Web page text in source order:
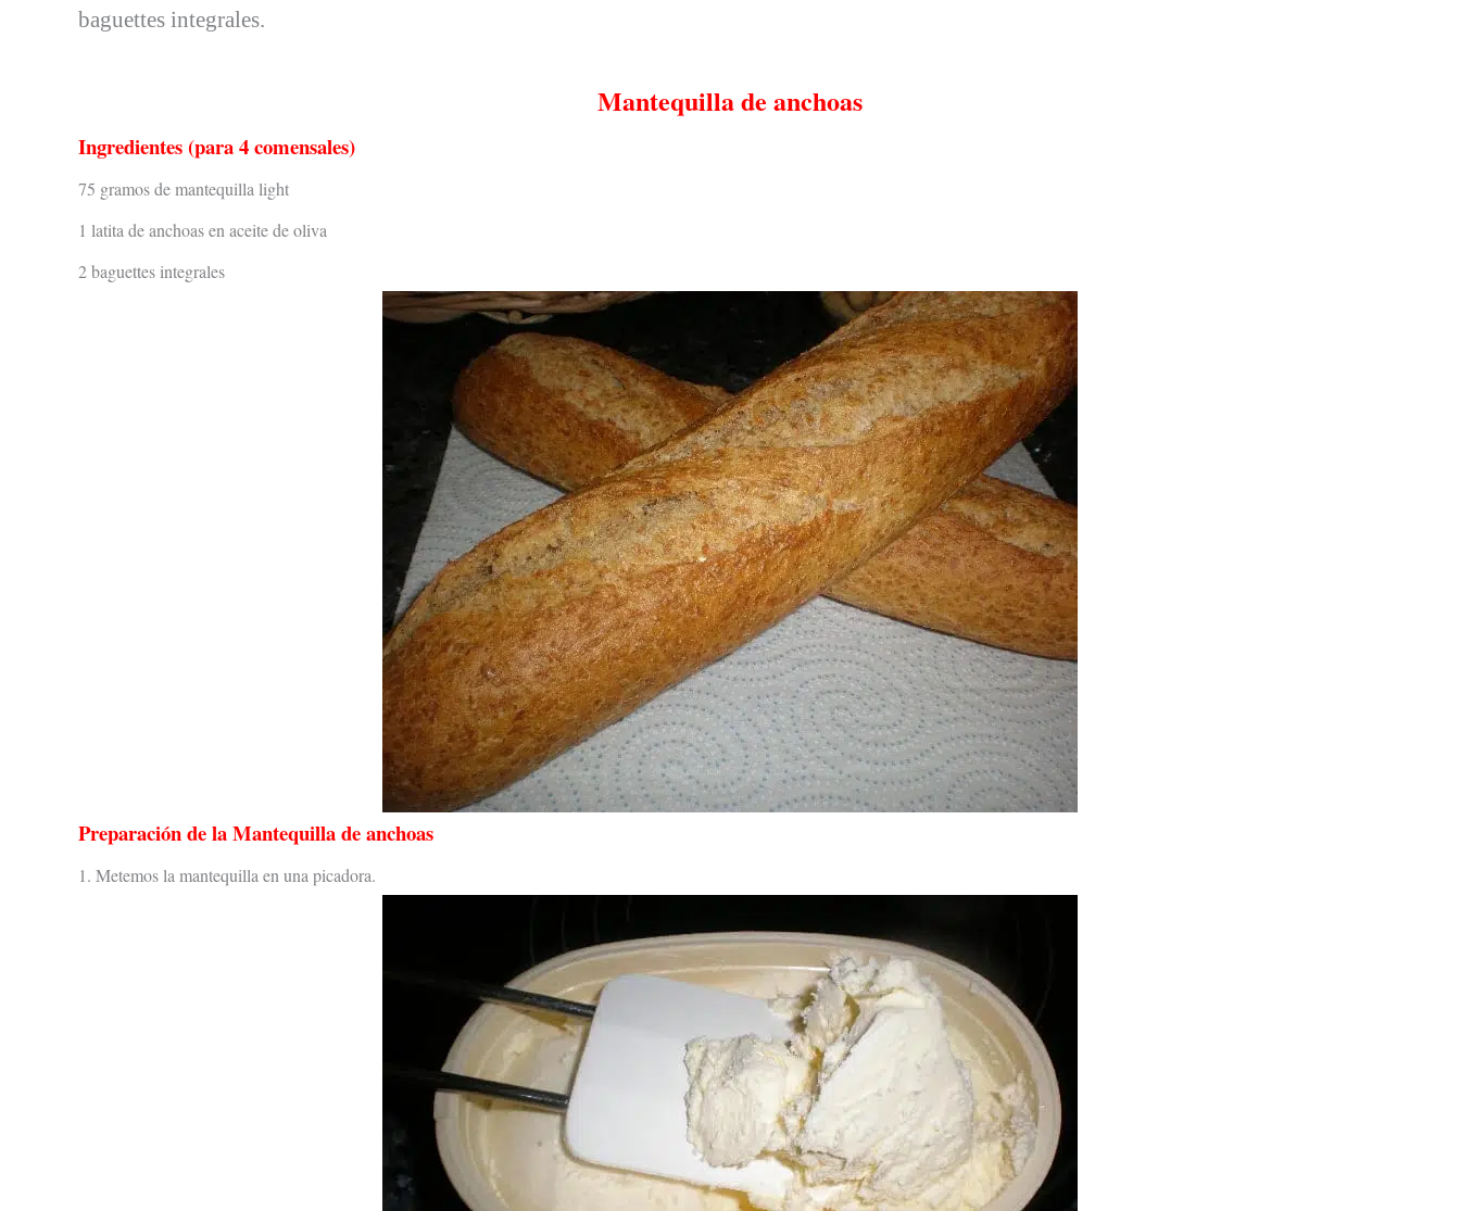
baguettes integrales.
Mantequilla de anchoas
Ingredientes (para 4 comensales)
75 gramos de mantequilla light
1 latita de anchoas en aceite de oliva
2 baguettes integrales
Preparación de laMantequilla de anchoas
1. Metemos la mantequilla en una picadora.